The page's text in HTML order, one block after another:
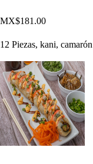
MX$181.00
12 Piezas, kani,